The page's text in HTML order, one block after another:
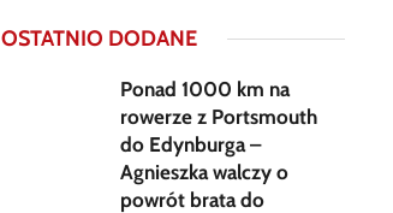
OSTATNIO DODANE
Ponad 1000 km na
rowerze z Portsmouth
do Edynburga –
Agnieszka walczy o
powrót brata do